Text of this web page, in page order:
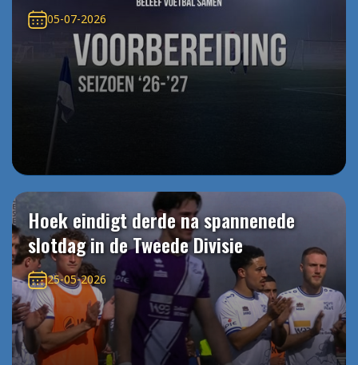
05-07-2026
Hoek eindigt derde na spannenede
slotdag in de Tweede Divisie
25-05-2026